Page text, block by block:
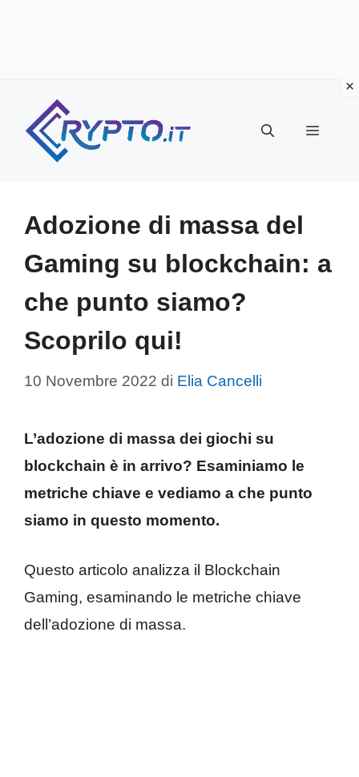
contenuto
Menu
Adozione di massa del
Gaming su blockchain: a
che punto siamo?
Scoprilo qui!
10 Novembre 2022 di Elia Cancelli
L’adozione di massa dei giochi su
blockchain è in arrivo? Esaminiamo le
metriche chiave e vediamo a che punto
siamo in questo momento.
Questo articolo analizza il Blockchain
Gaming, esaminando le metriche chiave
dell’adozione di massa.